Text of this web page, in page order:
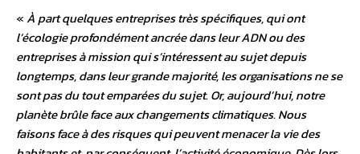
« À part quelques entreprises très spécifiques, qui ont
l’écologie profondément ancrée dans leur ADN ou des
entreprises à mission qui s’intéressent au sujet depuis
longtemps, dans leur grande majorité, les organisations ne se
sont pas du tout emparées du sujet. Or, aujourd’hui, notre
planète brûle face aux changements climatiques. Nous
faisons face à des risques qui peuvent menacer la vie des